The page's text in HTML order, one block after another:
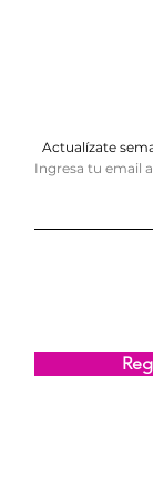
Actualízate
Ingresa tu email